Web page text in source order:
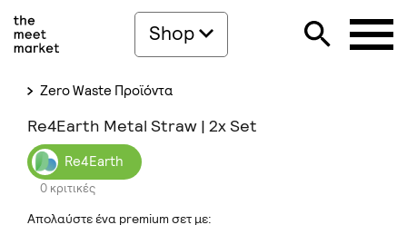
Shop
Zero Waste Προϊόντα
Re4Earth Metal Straw | 2x Set
Re4Earth
0 κριτικές
Απολαύστε ένα premium σετ με: